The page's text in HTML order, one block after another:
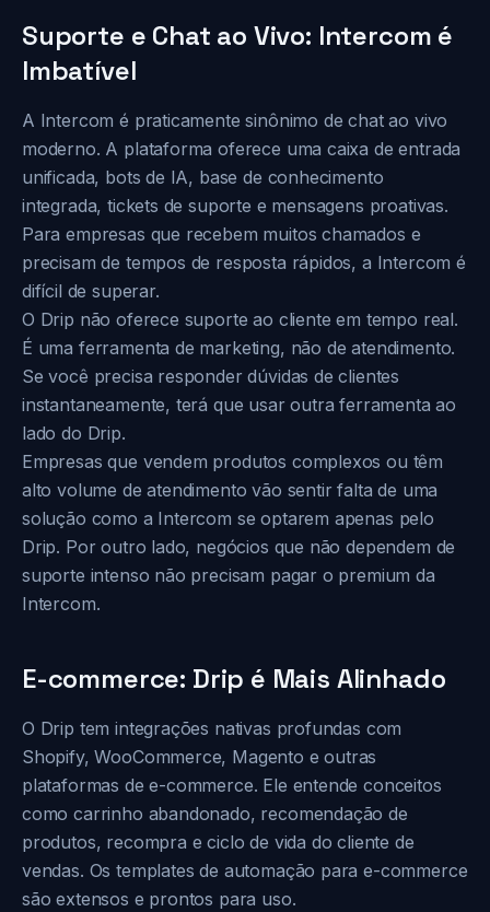
Suporte e Chat ao Vivo: Intercom é
Imbatível
A Intercom é praticamente sinônimo de chat ao vivo
moderno. A plataforma oferece uma caixa de entrada
unificada, bots de IA, base de conhecimento
integrada, tickets de suporte e mensagens proativas.
Para empresas que recebem muitos chamados e
precisam de tempos de resposta rápidos, a Intercom é
difícil de superar.
O Drip não oferece suporte ao cliente em tempo real.
É uma ferramenta de marketing, não de atendimento.
Se você precisa responder dúvidas de clientes
instantaneamente, terá que usar outra ferramenta ao
lado do Drip.
Empresas que vendem produtos complexos ou têm
alto volume de atendimento vão sentir falta de uma
solução como a Intercom se optarem apenas pelo
Drip. Por outro lado, negócios que não dependem de
suporte intenso não precisam pagar o premium da
Intercom.
E-commerce: Drip é Mais Alinhado
O Drip tem integrações nativas profundas com
Shopify, WooCommerce, Magento e outras
plataformas de e-commerce. Ele entende conceitos
como carrinho abandonado, recomendação de
produtos, recompra e ciclo de vida do cliente de
vendas. Os templates de automação para e-commerce
são extensos e prontos para uso.